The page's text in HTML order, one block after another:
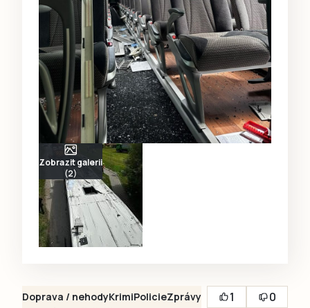
Zobrazit galerii
(2)
Doprava / nehodyKrimiPolicieZprávy 1
0